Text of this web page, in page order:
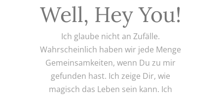
Well, Hey You!
Ich glaube nicht an Zufälle.
Wahrscheinlich haben wir jede Menge
Gemeinsamkeiten, wenn Du zu mir
gefunden hast. Ich zeige Dir, wie
magisch das Leben sein kann. Ich